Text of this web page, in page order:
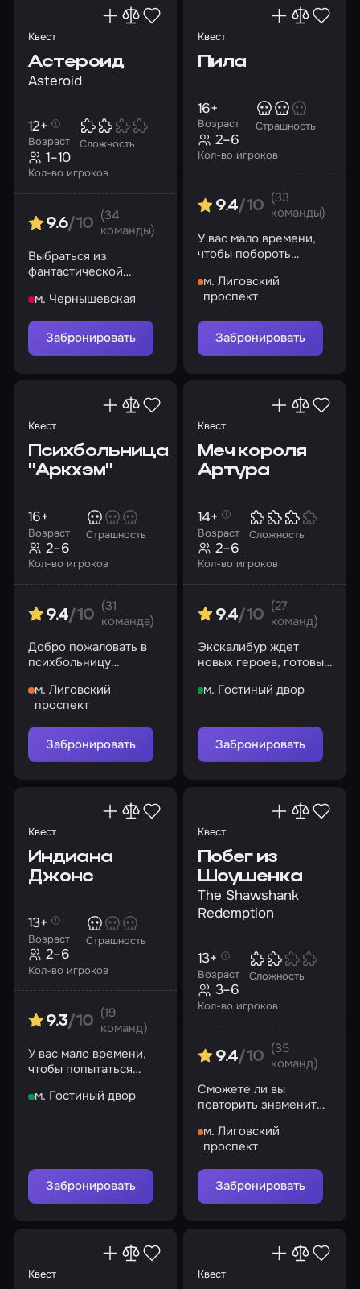
Квест
Астероид
Asteroid
Возраст
12+
Сложность
Кол-во игроков
1–10
9.6/10
(34
команды)
Выбраться из
фантастической
планету!
м. Чернышевская
Забронировать
Квест
Пила
Возраст
16+
Страшность
Кол-во игроков
2–6
9.4/10
(33
команды)
У вас мало времени,
чтобы побороть
м. Лиговский
проспект
Забронировать
Квест
Психбольница
"Аркхэм"
Возраст
16+
Страшность
Кол-во игроков
2–6
9.4/10
(31
команда)
Добро пожаловать в
психбольницу
пристанище для
знаменитых
психопатов-убийц
м. Лиговский
проспект
Забронировать
Квест
Меч короля
Артура
Возраст
14+
Сложность
Кол-во игроков
2–6
9.4/10
(27
команд)
Экскалибур ждет
новых героев, готовых
жилах течет
м. Гостиный двор
Забронировать
Квест
Индиана
Джонс
Возраст
13+
Страшность
Кол-во игроков
2–6
9.3/10
(19
команд)
У вас мало времени,
чтобы попытаться
м. Гостиный двор
Забронировать
Квест
Побег из
Шоушенка
The Shawshank
Redemption
Возраст
13+
Сложность
Кол-во игроков
3–6
9.4/10
(35
команд)
Сможете ли вы
повторить знаменитый
особо опасных
преступников?
м. Лиговский
проспект
Забронировать
Квест Квест